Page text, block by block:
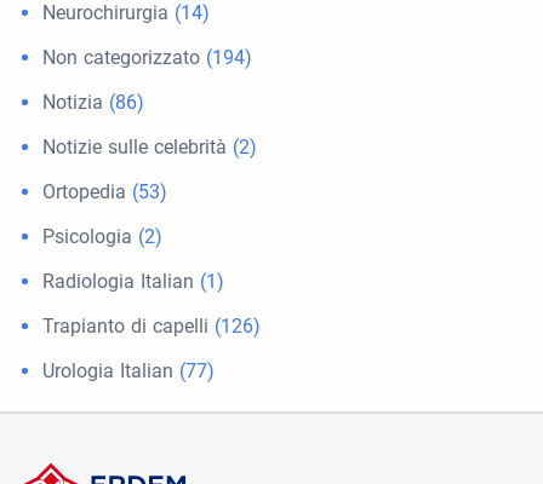
Neurochirurgia (14)
Non categorizzato (194)
Notizia (86)
Notizie sulle celebrità (2)
Ortopedia (53)
Psicologia (2)
Radiologia Italian (1)
Trapianto di capelli (126)
Urologia Italian (77)